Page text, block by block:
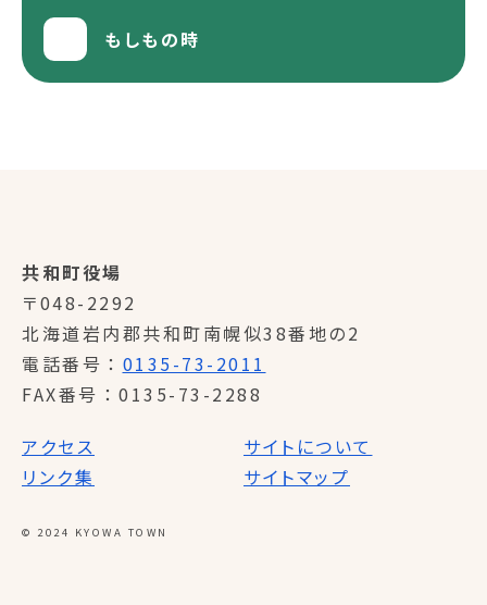
もしもの時
共和町役場
〒048-2292
北海道岩内郡共和町南幌似38番地の2
電話番号
0135-73-2011
FAX番号
0135-73-2288
アクセス
サイトについて
リンク集
サイトマップ
© 2024 KYOWA TOWN